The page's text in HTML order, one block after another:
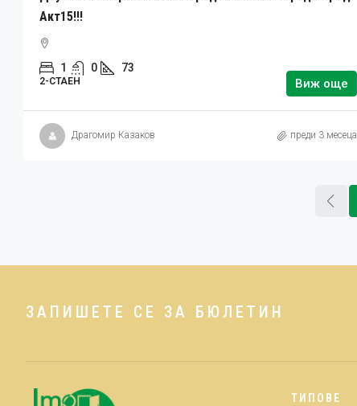
Акт15!!!
1 0 73
2-СТАЕН Виж още
Драгомир Казаков преди 3 месеца
ЗАПИШЕТЕ СЕ ЗА БЮЛЕТИН
ТИПОВЕ